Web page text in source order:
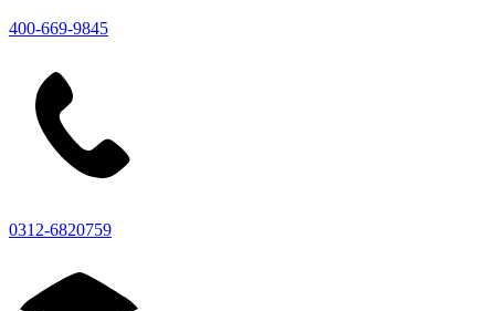
400-669-9845
0312-6820759